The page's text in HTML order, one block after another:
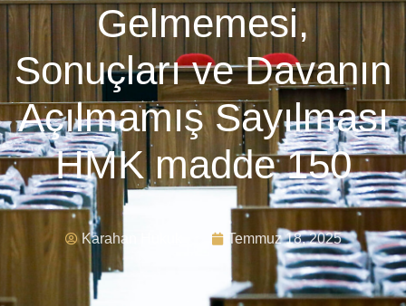
Gelmemesi,
Sonuçları ve Davanın
Açılmamış Sayılması
HMK madde 150
Karahan Hukuk Temmuz 18, 2025